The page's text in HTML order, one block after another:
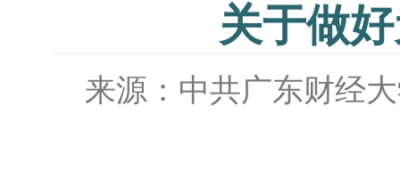
关于做
来源：中共广东财经